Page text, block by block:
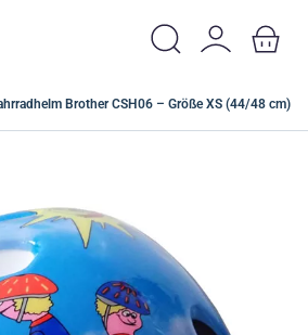
Brother CSH06 – Größe XS (44/48 cm)